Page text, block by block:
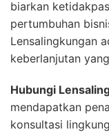
biarkan
pertumbuhan
Lensalingkungan
keberlanjutan
Hubungi
mendapatkan
konsultasi